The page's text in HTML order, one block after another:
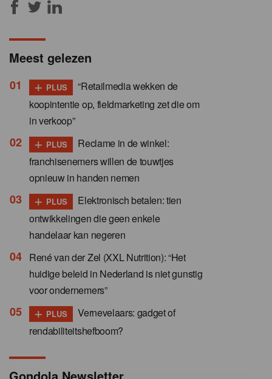
Meest gelezen
+ PLUS
“Retailmedia wekken de
koopintentie op, fieldmarketing zet die om
in verkoop”
+ PLUS
Reclame in de winkel:
franchisenemers willen de touwtjes
opnieuw in handen nemen
+ PLUS
Elektronisch betalen: tien
ontwikkelingen die geen enkele
handelaar kan negeren
René van der Zel (XXL Nutrition): “Het
huidige beleid in Nederland is niet gunstig
voor ondernemers”
+ PLUS
Vernevelaars: gadget of
rendabiliteitshefboom?
Gondola Newsletter